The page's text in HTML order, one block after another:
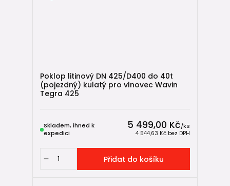
Poklop litinový DN 425/D400 do 40t
(pojezdný) kulatý pro vlnovec Wavin
Tegra 425
5 499,00 Kč/ks
4 544,63 Kč bez DPH
Skladem, ihned k
expedici
Přidat do košíku